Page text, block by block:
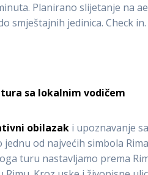
Planirano slijetanje na
smještajnih jedinica. Check
sa lokalnim vodičem
obilazak i upoznavanje
od najvećih simbola
turu nastavljamo prema